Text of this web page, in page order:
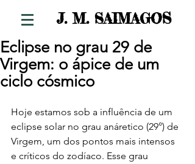
J. M. SAIMAGOS
Eclipse no grau 29 de
Virgem: o ápice de um
ciclo cósmico
Hoje estamos sob a influência de um
eclipse solar no grau anáretico (29°) de
Virgem, um dos pontos mais intensos
e críticos do zodíaco. Esse grau